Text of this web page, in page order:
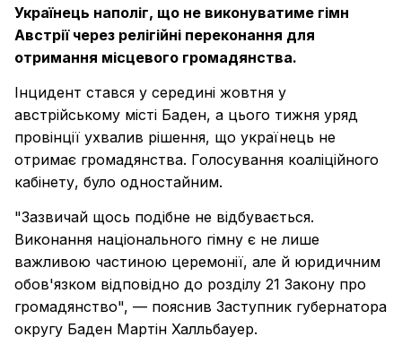
Українець наполіг, що не виконуватиме гімн
Австрії через релігійні переконання для
отримання місцевого громадянства.
Інцидент стався у середині жовтня у
австрійському місті Баден, а цього тижня уряд
провінції ухвалив рішення, що українець не
отримає громадянства. Голосування коаліційного
кабінету, було одностайним.
"Зазвичай щось подібне не відбувається.
Виконання національного гімну є не лише
важливою частиною церемонії, але й юридичним
обов'язком відповідно до розділу 21 Закону про
громадянство", — пояснив Заступник губернатора
округу Баден Мартін Халльбауер.